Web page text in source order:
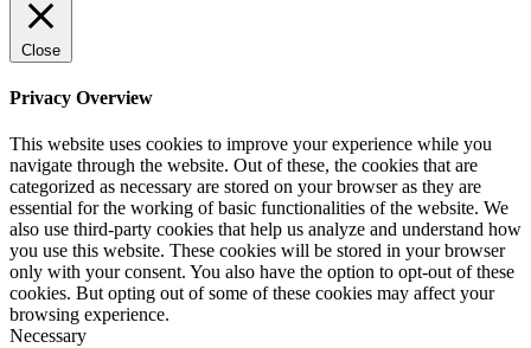
Close
Privacy Overview
This website uses cookies to improve your experience while you
navigate through the website. Out of these, the cookies that are
categorized as necessary are stored on your browser as they are
essential for the working of basic functionalities of the website. We
also use third-party cookies that help us analyze and understand how
you use this website. These cookies will be stored in your browser
only with your consent. You also have the option to opt-out of these
cookies. But opting out of some of these cookies may affect your
browsing experience.
Necessary